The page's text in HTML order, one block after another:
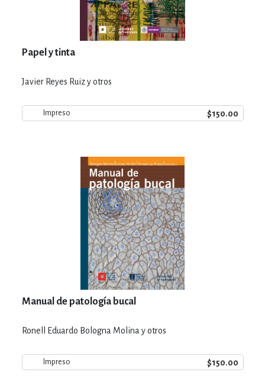
Papel y tinta
Javier Reyes Ruiz y otros
Impreso $150.00
Manual de patología bucal
Ronell Eduardo Bologna Molina y otros
Impreso $150.00